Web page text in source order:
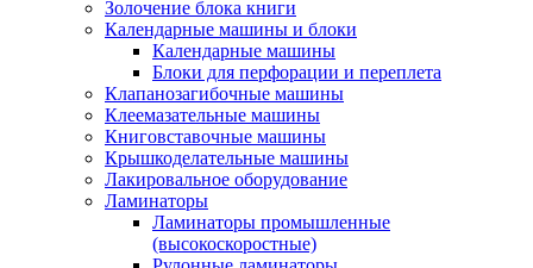
Золочение блока книги
Календарные машины и блоки
Календарные машины
Блоки для перфорации и переплета
Клапанозагибочные машины
Клеемазательные машины
Книговставочные машины
Крышкоделательные машины
Лакировальное оборудование
Ламинаторы
Ламинаторы промышленные
(высокоскоростные)